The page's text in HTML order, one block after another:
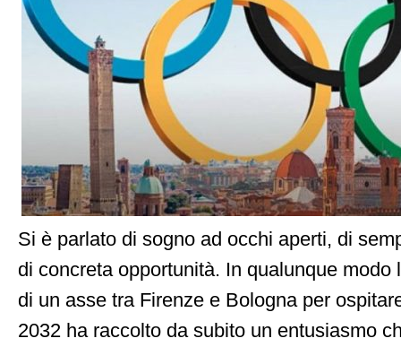
Si è parlato di sogno ad occhi aperti, di
di concreta opportunità. In qualunque modo
di un asse tra Firenze e Bologna per
2032 ha raccolto da subito un entusiasmo